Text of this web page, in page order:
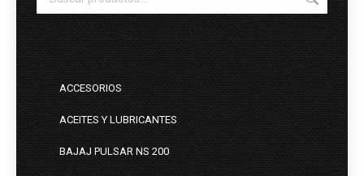
ACCESORIOS
ACEITES Y LUBRICANTES
BAJAJ PULSAR NS 200